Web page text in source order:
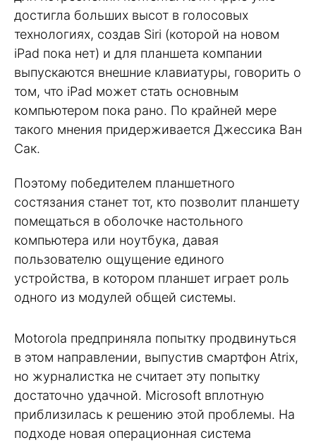
достигла больших высот в голосовых
технологиях, создав Siri (которой на новом
iPad пока нет) и для планшета компании
выпускаются внешние клавиатуры, говорить о
том, что iPad может стать основным
компьютером пока рано. По крайней мере
такого мнения придерживается Джессика Ван
Сак.
Поэтому победителем планшетного
состязания станет тот, кто позволит планшету
помещаться в оболочке настольного
компьютера или ноутбука, давая
пользователю ощущение единого
устройства, в котором планшет играет роль
одного из модулей общей системы.
Motorola предприняла попытку продвинуться
в этом направлении, выпустив смартфон Atrix,
но журналистка не считает эту попытку
достаточно удачной. Microsoft вплотную
приблизилась к решению этой проблемы. На
подходе новая операционная система